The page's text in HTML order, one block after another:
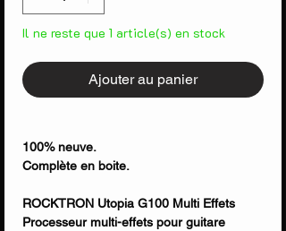
Il ne reste que 1 article(s) en stock
Ajouter au panier
100% neuve.
Complète en boite.
ROCKTRON Utopia G100 Multi Effets
Processeur multi-effets pour guitare